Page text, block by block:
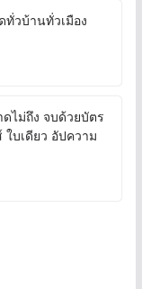
วบ้านทั่วเมือง
ไม่ถึง จบด้วยบัตร
ใบเดียว อัปความ